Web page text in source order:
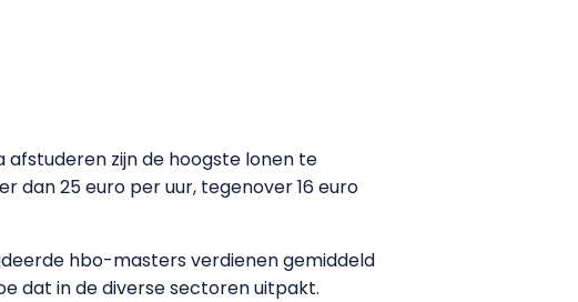
afstuderen zijn de hoogste lonen te
dan 25 euro per uur, tegenover 16 euro
hbo-masters verdienen gemiddeld
dat in de diverse sectoren uitpakt.